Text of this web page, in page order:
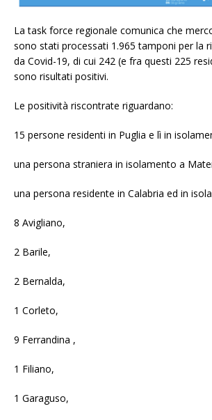
La task force regionale comunica che
sono stati processati 1.965 tamponi per la
da Covid-19, di cui 242 (e fra questi 225
sono risultati positivi.
Le positività riscontrate riguardano:
15 persone residenti in Puglia e lì in
una persona straniera in isolamento a
una persona residente in Calabria ed in
8 Avigliano,
2 Barile,
2 Bernalda,
1 Corleto,
9 Ferrandina ,
1 Filiano,
1 Garaguso,